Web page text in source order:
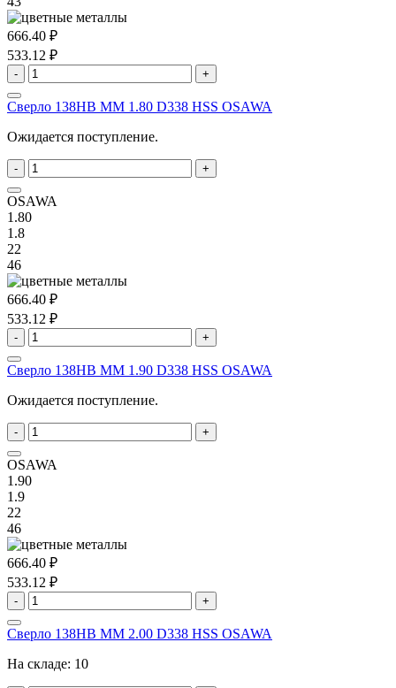
666.40 ₽
533.12 ₽
- +
Сверло 138HB MM 1.80 D338 HSS OSAWA
Ожидается поступление.
- +
OSAWA
1.80
1.8
22
46
666.40 ₽
533.12 ₽
- +
Сверло 138HB MM 1.90 D338 HSS OSAWA
Ожидается поступление.
- +
OSAWA
1.90
1.9
22
46
666.40 ₽
533.12 ₽
- +
Сверло 138HB MM 2.00 D338 HSS OSAWA
На складе: 10